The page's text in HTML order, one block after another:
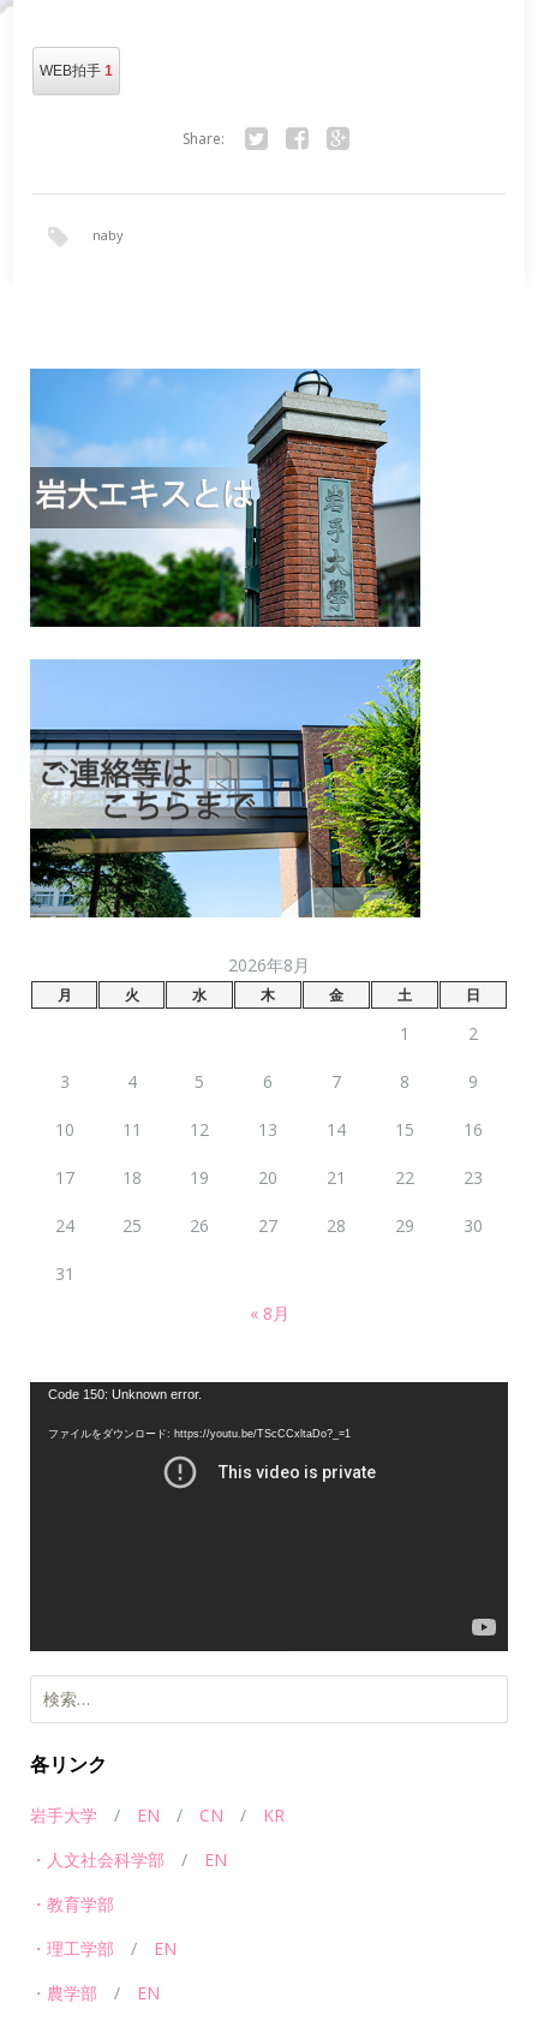
WEB拍手1
Share:
naby
2026年8月
月 火 水 木 金 土 日
1 2
3 4 5 6 7 8 9
10 11 12 13 14 15 16
17 18 19 20 21 22 23
24 25 26 27 28 29 30
31
« 8月
Code 150: Unknown error.
ファイルをダウンロード: https://youtu.be/TScCCxltaDo?_=1
各リンク
岩手大学 / EN / CN / KR
・人文社会科学部 / EN
・教育学部
・理工学部 / EN
・農学部 / EN